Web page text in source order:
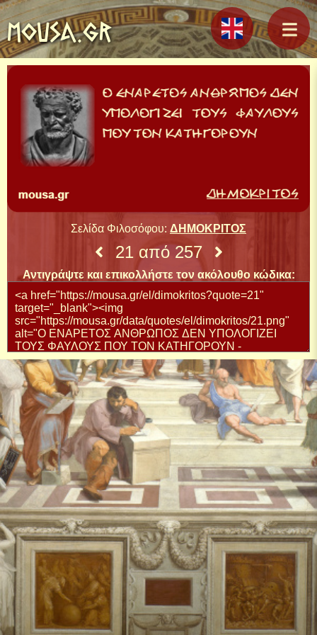
MOUSA.GR
Σελίδα Φιλοσόφου: ΔΗΜΟΚΡΙΤΟΣ
21 από 257
Αντιγράψτε και επικολλήστε τον ακόλουθο κώδικα: